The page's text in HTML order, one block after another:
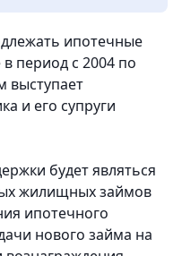
ипотечные
период с 2004 по
выступает
и его супруги
будет являться
жилищных займов
ипотечного
нового займа на